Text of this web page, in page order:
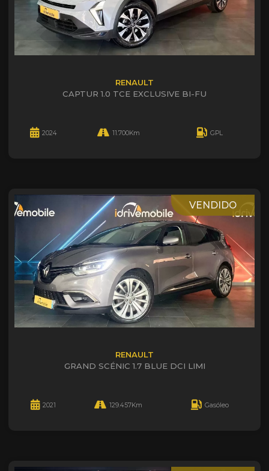
RENAULT
CAPTUR 1.0 TCE EXCLUSIVE BI-FU
2024 11.700Km GPL
VENDIDO
RENAULT
GRAND SCÉNIC 1.7 BLUE DCI LIMI
2021 129.457Km Gasóleo